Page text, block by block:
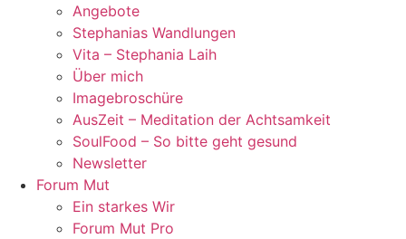
Angebote
Stephanias Wandlungen
Vita – Stephania Laih
Über mich
Imagebroschüre
AusZeit – Meditation der Achtsamkeit
SoulFood – So bitte geht gesund
Newsletter
Forum Mut
Ein starkes Wir
Forum Mut Pro